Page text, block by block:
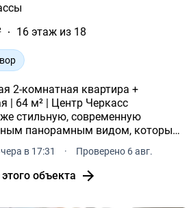
16 этаж из 18
2-комнатная квартира +
| 64 м² | Центр Черкасс
стильную, современную
панорамным видом, который
тихий центр города.
в 17:31 · Проверено 6 авг.
объекта